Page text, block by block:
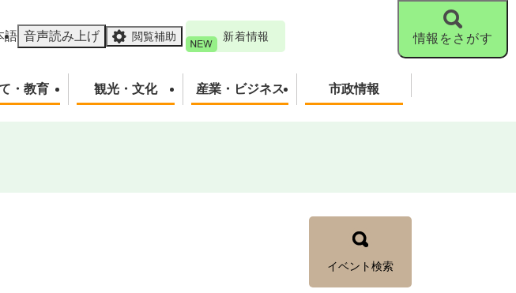
語 音声読み上げ 閲覧補助 新着情報
・教育 観光・文化 産業・ビジネス 市政情報
情報をさがす
イベント検索